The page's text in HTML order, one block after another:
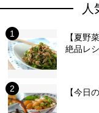
人
【夏野
絶品レ
【今日